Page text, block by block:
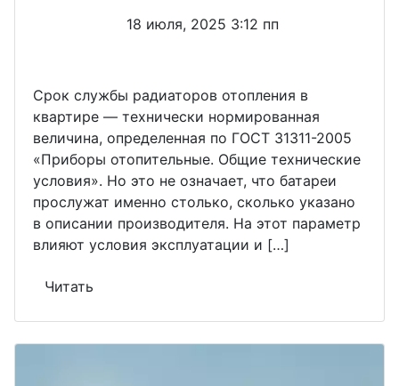
18 июля, 2025 3:12 пп
Срок службы радиаторов отопления в
квартире — технически нормированная
величина, определенная по ГОСТ 31311-2005
«Приборы отопительные. Общие технические
условия». Но это не означает, что батареи
прослужат именно столько, сколько указано
в описании производителя. На этот параметр
влияют условия эксплуатации и […]
Читать